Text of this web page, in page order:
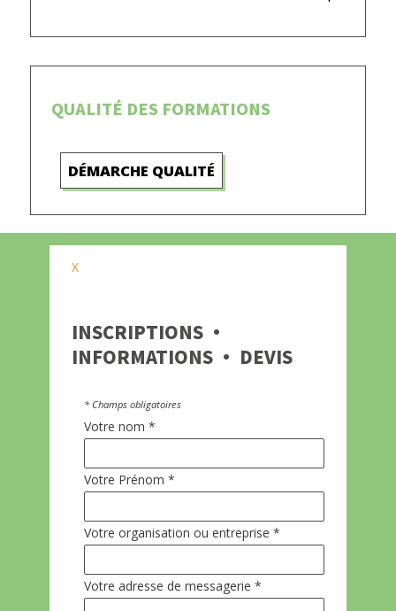
QUALITÉ DES FORMATIONS
DÉMARCHE QUALITÉ
X
INSCRIPTIONS ·
INFORMATIONS · DEVIS
* Champs obligatoires
Votre nom *
Votre Prénom *
Votre organisation ou entreprise *
Votre adresse de messagerie *